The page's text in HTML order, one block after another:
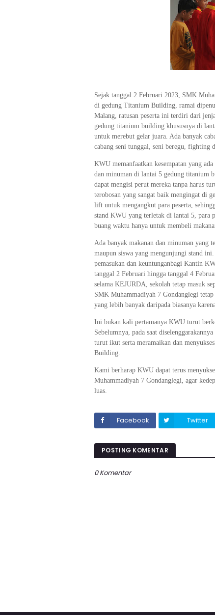
Sejak tanggal 2 Februari 2023, SMK
di gedung Titanium Building, ramai
Malang, ratusan peserta ini terdiri dari
gedung titanium building khususnya di
untuk merebut gelar juara. Ada banyak
cabang seni tunggal, seni beregu, fighting
KWU memanfaatkan kesempatan yang
dan minuman di lantai 5 gedung titanium
dapat mengisi perut mereka tanpa harus
terobosan yang sangat baik mengingat di
lift untuk mengangkut para peserta,
stand KWU yang terletak di lantai 5, para
buang waktu hanya untuk membeli
Ada banyak makanan dan minuman yang
maupun siswa yang mengunjungi stand
pemasukan dan keuntunganbagi Kantin
tanggal 2 Februari hingga tanggal 4
selama KEJURDA, sekolah tetap masuk
SMK Muhammadiyah 7 Gondanglegi
yang lebih banyak daripada biasanya
Ini bukan kali pertamanya KWU turut
Sebelumnya, pada saat
turut ikut serta meramaikan dan
Building.
Kami berharap KWU dapat terus
Muhammadiyah 7 Gondanglegi, agar
luas.
Facebook Twitter
POSTING KOMENTAR
0 Komentar